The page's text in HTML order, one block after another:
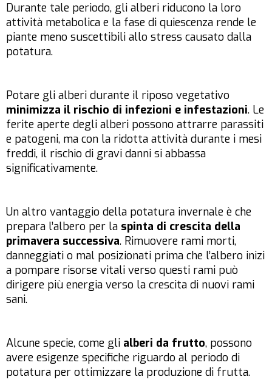
Durante tale periodo, gli alberi riducono la loro
attività metabolica e la fase di quiescenza rende le
piante meno suscettibili allo stress causato dalla
potatura.
Potare gli alberi durante il riposo vegetativo
minimizza il rischio di infezioni e infestazioni. Le
ferite aperte degli alberi possono attrarre parassiti
e patogeni, ma con la ridotta attività durante i mesi
freddi, il rischio di gravi danni si abbassa
significativamente.
Un altro vantaggio della potatura invernale è che
prepara l’albero per la spinta di crescita della
primavera successiva. Rimuovere rami morti,
danneggiati o mal posizionati prima che l’albero inizi
a pompare risorse vitali verso questi rami può
dirigere più energia verso la crescita di nuovi rami
sani.
Alcune specie, come gli alberi da frutto, possono
avere esigenze specifiche riguardo al periodo di
potatura per ottimizzare la produzione di frutta.